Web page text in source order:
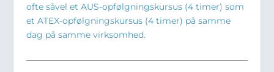
ofte såvel et AUS-opfølgningskursus (4 timer) som
et ATEX-opfølgningskursus (4 timer) på samme
dag på samme virksomhed.